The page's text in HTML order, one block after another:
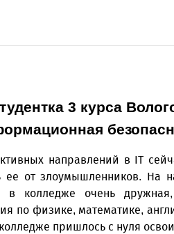
3 курса
направлений в IT
от злоумышленников. На
колледже очень дружная,
по физике, математике,
пришлось с нуля